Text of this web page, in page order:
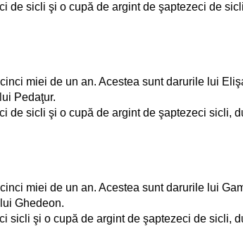
de sicli şi o cupă de argint de şaptezeci de
miei de un an. Acestea sunt darurile lui
Pedaţur.
de sicli şi o cupă de argint de şaptezeci sicli,
miei de un an. Acestea sunt darurile lui
Ghedeon.
sicli şi o cupă de argint de şaptezeci de sicli,